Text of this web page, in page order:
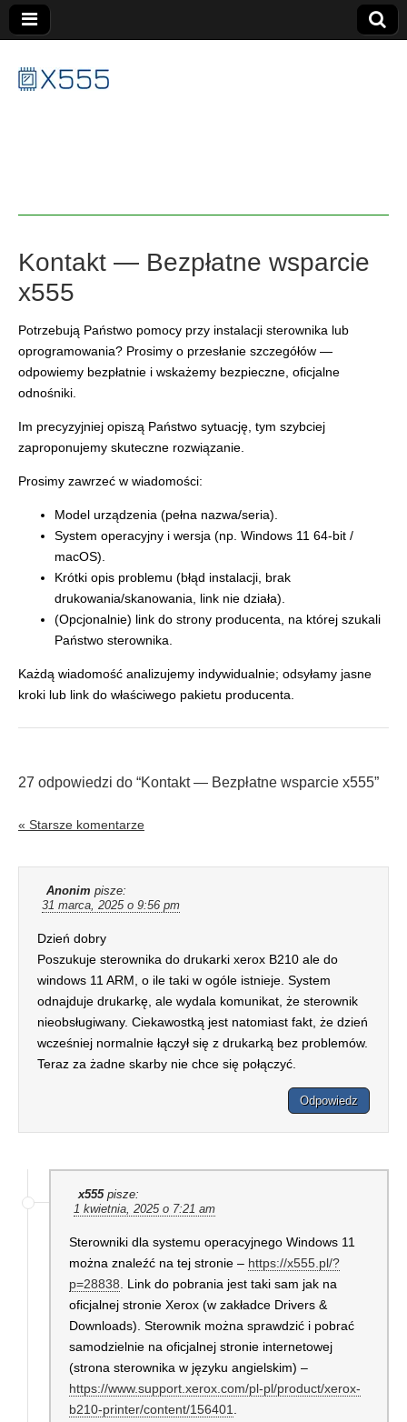
Kontakt — Bezpłatne wsparcie
x555
Potrzebują Państwo pomocy przy instalacji sterownika lub
oprogramowania? Prosimy o przesłanie szczegółów —
odpowiemy bezpłatnie i wskażemy bezpieczne, oficjalne
odnośniki.
Im precyzyjniej opiszą Państwo sytuację, tym szybciej
zaproponujemy skuteczne rozwiązanie.
Prosimy zawrzeć w wiadomości:
Model urządzenia (pełna nazwa/seria).
System operacyjny i wersja (np. Windows 11 64-bit /
macOS).
Krótki opis problemu (błąd instalacji, brak
drukowania/skanowania, link nie działa).
(Opcjonalnie) link do strony producenta, na której szukali
Państwo sterownika.
Każdą wiadomość analizujemy indywidualnie; odsyłamy jasne
kroki lub link do właściwego pakietu producenta.
27 odpowiedzi do “Kontakt — Bezpłatne wsparcie x555”
« Starsze komentarze
Anonim pisze:
31 marca, 2025 o 9:56 pm
Dzień dobry
Poszukuje sterownika do drukarki xerox B210 ale do
windows 11 ARM, o ile taki w ogóle istnieje. System
odnajduje drukarkę, ale wydala komunikat, że sterownik
nieobsługiwany. Ciekawostką jest natomiast fakt, że dzień
wcześniej normalnie łączył się z drukarką bez problemów.
Teraz za żadne skarby nie chce się połączyć.
Odpowiedz
x555 pisze:
1 kwietnia, 2025 o 7:21 am
Sterowniki dla systemu operacyjnego Windows 11
można znaleźć na tej stronie – https://x555.pl/?
p=28838 . Link do pobrania jest taki sam jak na
oficjalnej stronie Xerox (w zakładce Drivers &
Downloads). Sterownik można sprawdzić i pobrać
samodzielnie na oficjalnej stronie internetowej
(strona sterownika w języku angielskim) –
https://www.support.xerox.com/pl-pl/product/xerox-
b210-printer/content/156401